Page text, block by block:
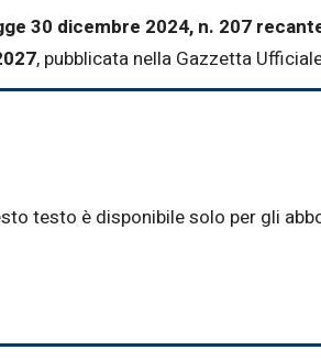
30 dicembre 2024, n. 207
, pubblicata nella Gazzetta
testo è disponibile solo per gli